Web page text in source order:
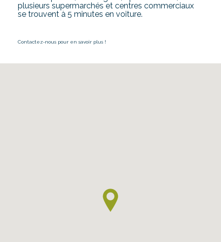
plusieurs supermarchés et centres commerciaux
se trouvent à 5 minutes en voiture.
Contactez-nous pour en savoir plus !